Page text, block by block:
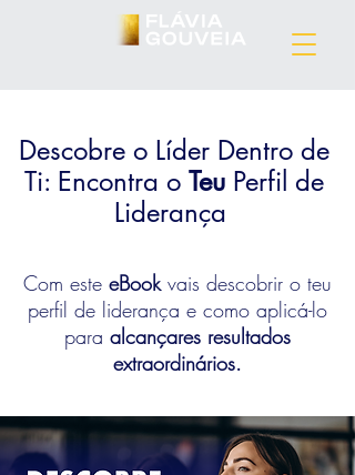
Descobre o Líder Dentro de
Ti: Encontra o TeuPerfil de
Liderança
Com este eBookvais descobrir o teu
perfil de liderança e como aplicá-lo
para alcançares resultados
extraordinários.